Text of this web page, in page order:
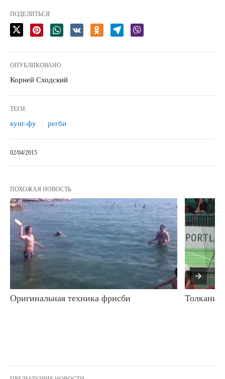
ПОДЕЛИТЬСЯ
ОПУБЛИКОВАНО
Корней Сходский
ТЕГИ:
кунг-фу регби
02/04/2015
ПОХОЖАЯ НОВОСТЬ
Оригинальная техника фрисби Толкание